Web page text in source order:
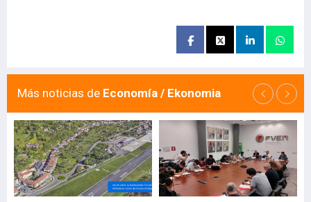
Más noticias de Economía / Ekonomia